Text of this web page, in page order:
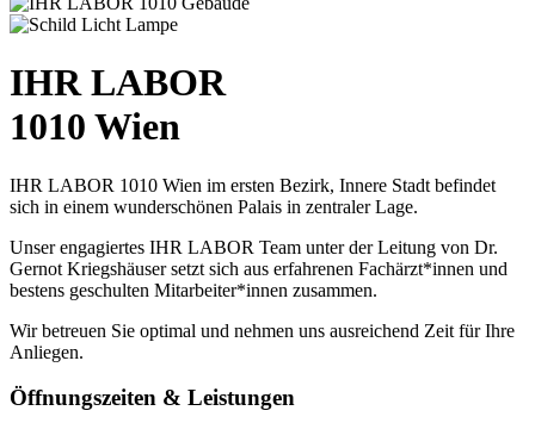
IHR LABOR
1010 Wien
IHR LABOR 1010 Wien im ersten Bezirk, Innere Stadt befindet
sich in einem wunderschönen Palais in zentraler Lage.
Unser engagiertes IHR LABOR Team unter der Leitung von Dr.
Gernot Kriegshäuser setzt sich aus erfahrenen Fachärzt*innen und
bestens geschulten Mitarbeiter*innen zusammen.
Wir betreuen Sie optimal und nehmen uns ausreichend Zeit für Ihre
Anliegen.
Öffnungszeiten & Leistungen